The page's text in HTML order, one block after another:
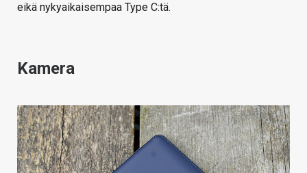
eikä nykyaikaisempaa Type C:tä.
Kamera